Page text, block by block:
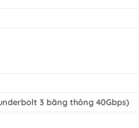
3 băng thông 40Gbps)